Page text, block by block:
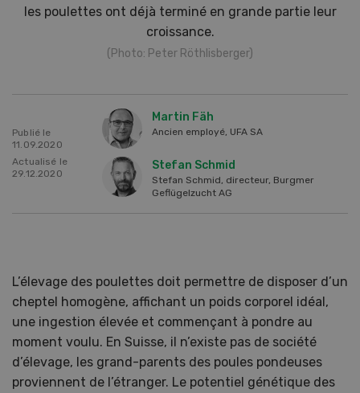
les poulettes ont déjà terminé en grande partie leur
croissance.
(Photo: Peter Röthlisberger)
Publié le
11.09.2020
Actualisé le
29.12.2020
Martin Fäh
Ancien employé, UFA SA
Stefan Schmid
Stefan Schmid, directeur, Burgmer
Geflügelzucht AG
L’élevage des poulettes doit permettre de disposer d’un
cheptel homogène, affichant un poids corporel idéal,
une ingestion élevée et commençant à pondre au
moment voulu. En Suisse, il n’existe pas de société
d’élevage, les grand-parents des poules pondeuses
proviennent de l’étranger. Le potentiel génétique des